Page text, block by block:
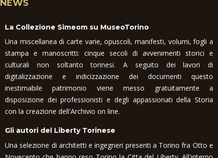
NEWS
La Collezione Simeom su MuseoTorino
Una miscellanea di carte varie, opuscoli, manifesti, volumi, fogli a
stampa e manoscritti: cinque secoli di avvenimenti storici e
culturali non soltanto torinesi. A seguito dei lavori di
digitalizzazione e indicizzazione dei documenti questo
inestimabile patrimonio viene messo gratuitamente a
disposizione dei professionisti e degli appassionati della Storia
con la creazione dell'Archivio on line.
Gli autori del Liberty Torinese
Una selezione di architetti e ingegneri presenti a Torino fra Otto e